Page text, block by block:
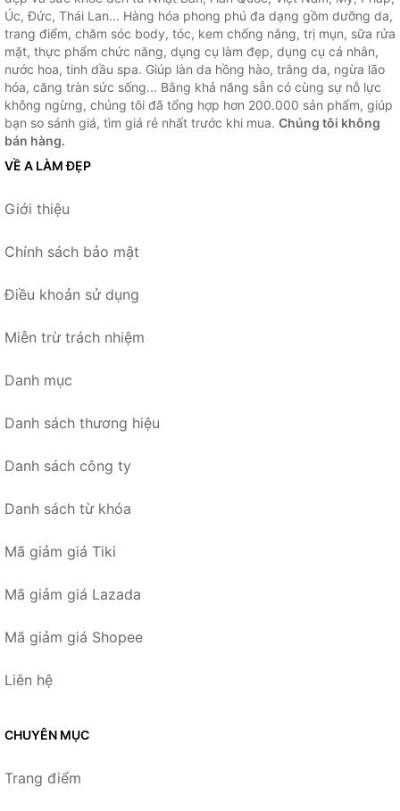
Úc, Đức, Thái Lan... Hàng hóa phong phú đa dạng gồm dưỡng da,
trang điểm, chăm sóc body, tóc, kem chống nắng, trị mụn, sữa rửa
mặt, thực phẩm chức năng, dụng cụ làm đẹp, dụng cụ cá nhân,
nước hoa, tinh dầu spa. Giúp làn da hồng hào, trắng da, ngừa lão
hóa, căng tràn sức sống... Bằng khả năng sẵn có cùng sự nỗ lực
không ngừng, chúng tôi đã tổng hợp hơn 200.000 sản phẩm, giúp
bạn so sánh giá, tìm giá rẻ nhất trước khi mua. Chúng tôi không
bán hàng.
VỀ A LÀM ĐẸP
Giới thiệu
Chính sách bảo mật
Điều khoản sử dụng
Miễn trừ trách nhiệm
Danh mục
Danh sách thương hiệu
Danh sách công ty
Danh sách từ khóa
Mã giảm giá Tiki
Mã giảm giá Lazada
Mã giảm giá Shopee
Liên hệ
CHUYÊN MỤC
Trang điểm